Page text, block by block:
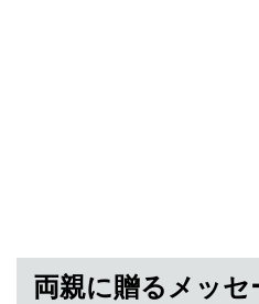
両親に贈るメッセ